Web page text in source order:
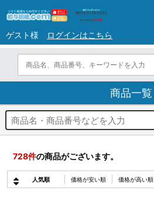
ゲスト様 ログインはこちら
商品一覧
728件の商品がございます。
人気順 価格が安い順 価格が高い順